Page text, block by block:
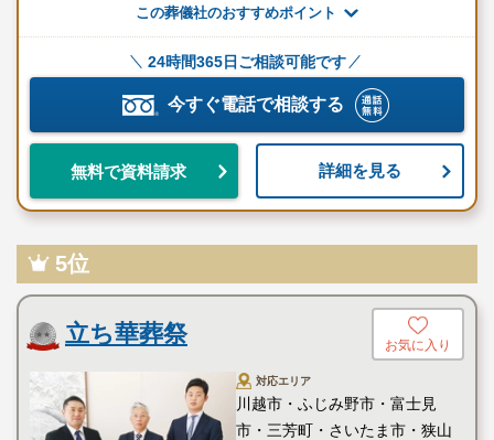
ません
おもてなし料理
お料理はプランに含まれており
返礼品はプランに含まれており
ません
車輌
追加オプション
項目
生花祭壇
オリジナルの生花祭壇をご利用
いただけます
この葬儀社のおすすめポイント
24時間365日ご相談可能です
今すぐ電話で相談する
無料で資料請求 詳細を見る
5位
立ち華葬祭 お気に入り
対応エリア
川越市・ふじみ野市・富士見
市・三芳町・さいたま市・狭山